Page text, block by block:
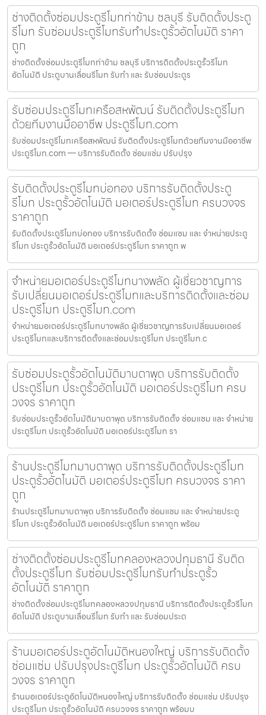
ช่างติดตั้งซ่อมประตูรีโมทท่าข้าม ชลบุรี รับติดตั้งประตู
รีโมท รับซ่อมประตูรีโมทรับทำประตูรั้วอัตโนมัติ ราคา
ถูก
ช่างติดตั้งซ่อมประตูรีโมทท่าข้าม ชลบุรี บริการติดตั้งประตูรั้วรีโมท
อัตโนมัติ ประตูบานเลื่อนรีโมท รับทำ และ รับซ่อมประตูร
รับซ่อมประตูรีโมทเครือสหพัฒน์ รับติดตั้งประตูรีโมท
ด้วยทีมงานมืออาชีพ ประตูรีโมท.com
รับซ่อมประตูรีโมทเครือสหพัฒน์ รับติดตั้งประตูรีโมทด้วยทีมงานมืออาชีพ
ประตูรีโมท.com — บริการรับติดตั้ง ซ่อมแซ่ม ปรับปรุง
รับติดตั้งประตูรีโมทบ่อทอง บริการรับติดตั้งประตู
รีโมท ประตูรั้วอัตโนมัติ มอเตอร์ประตูรีโมท ครบวงจร
ราคาถูก
รับติดตั้งประตูรีโมทบ่อทอง บริการรับติดตั้ง ซ่อมแซม และ จำหน่ายประตู
รีโมท ประตูรั้วอัตโนมัติ มอเตอร์ประตูรีโมท ราคาถูก พ
จำหน่ายมอเตอร์ประตูรีโมทบางพลัด ผู้เชี่ยวชาญการ
รับเปลี่ยนมอเตอร์ประตูรีโมทและบริการติดตั้งและซ่อม
ประตูรีโมท ประตูรีโมท.com
จำหน่ายมอเตอร์ประตูรีโมทบางพลัด ผู้เชี่ยวชาญการรับเปลี่ยนมอเตอร์
ประตูรีโมทและบริการติดตั้งและซ่อมประตูรีโมท ประตูรีโมท.c
รับซ่อมประตูรั้วอัตโนมัติมาบตาพุด บริการรับติดตั้ง
ประตูรีโมท ประตูรั้วอัตโนมัติ มอเตอร์ประตูรีโมท ครบ
วงจร ราคาถูก
รับซ่อมประตูรั้วอัตโนมัติมาบตาพุด บริการรับติดตั้ง ซ่อมแซม และ จำหน่าย
ประตูรีโมท ประตูรั้วอัตโนมัติ มอเตอร์ประตูรีโมท รา
ร้านประตูรีโมทมาบตาพุด บริการรับติดตั้งประตูรีโมท
ประตูรั้วอัตโนมัติ มอเตอร์ประตูรีโมท ครบวงจร ราคา
ถูก
ร้านประตูรีโมทมาบตาพุด บริการรับติดตั้ง ซ่อมแซม และ จำหน่ายประตู
รีโมท ประตูรั้วอัตโนมัติ มอเตอร์ประตูรีโมท ราคาถูก พร้อม
ช่างติดตั้งซ่อมประตูรีโมทคลองหลวงปทุมธานี รับติด
ตั้งประตูรีโมท รับซ่อมประตูรีโมทรับทำประตูรั้ว
อัตโนมัติ ราคาถูก
ช่างติดตั้งซ่อมประตูรีโมทคลองหลวงปทุมธานี บริการติดตั้งประตูรั้วรีโมท
อัตโนมัติ ประตูบานเลื่อนรีโมท รับทำ และ รับซ่อมประต
ร้านมอเตอร์ประตูอัตโนมัติหนองใหญ่ บริการรับติดตั้ง
ซ่อมแซ่ม ปรับปรุงประตูรีโมท ประตูรั้วอัตโนมัติ ครบ
วงจร ราคาถูก
ร้านมอเตอร์ประตูอัตโนมัติหนองใหญ่ บริการรับติดตั้ง ซ่อมแซ่ม ปรับปรุง
ประตูรีโมท ประตูรั้วอัตโนมัติ ครบวงจร ราคาถูก พร้อมบ